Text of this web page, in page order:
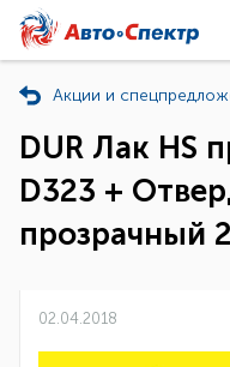
Акции и
DUR Лак HS
D323 +
прозрачный
02.04.2018